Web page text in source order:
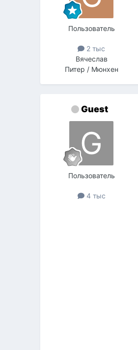
Пользователь
2 тыс
Вячеслав
Питер / Мюнхен
Guest
Пользователь
4 тыс